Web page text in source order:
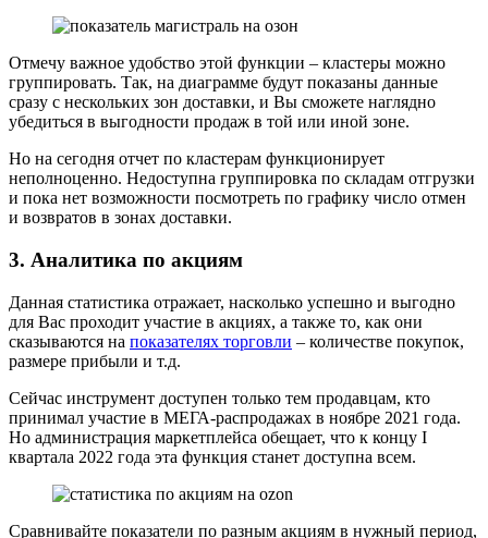
Отмечу важное удобство этой функции – кластеры можно
группировать. Так, на диаграмме будут показаны данные
сразу с нескольких зон доставки, и Вы сможете наглядно
убедиться в выгодности продаж в той или иной зоне.
Но на сегодня отчет по кластерам функционирует
неполноценно. Недоступна группировка по складам отгрузки
и пока нет возможности посмотреть по графику число отмен
и возвратов в зонах доставки.
3. Аналитика по акциям
Данная статистика отражает, насколько успешно и выгодно
для Вас проходит участие в акциях, а также то, как они
сказываются на показателях торговли – количестве покупок,
размере прибыли и т.д.
Сейчас инструмент доступен только тем продавцам, кто
принимал участие в МЕГА-распродажах в ноябре 2021 года.
Но администрация маркетплейса обещает, что к концу I
квартала 2022 года эта функция станет доступна всем.
Сравнивайте показатели по разным акциям в нужный период,